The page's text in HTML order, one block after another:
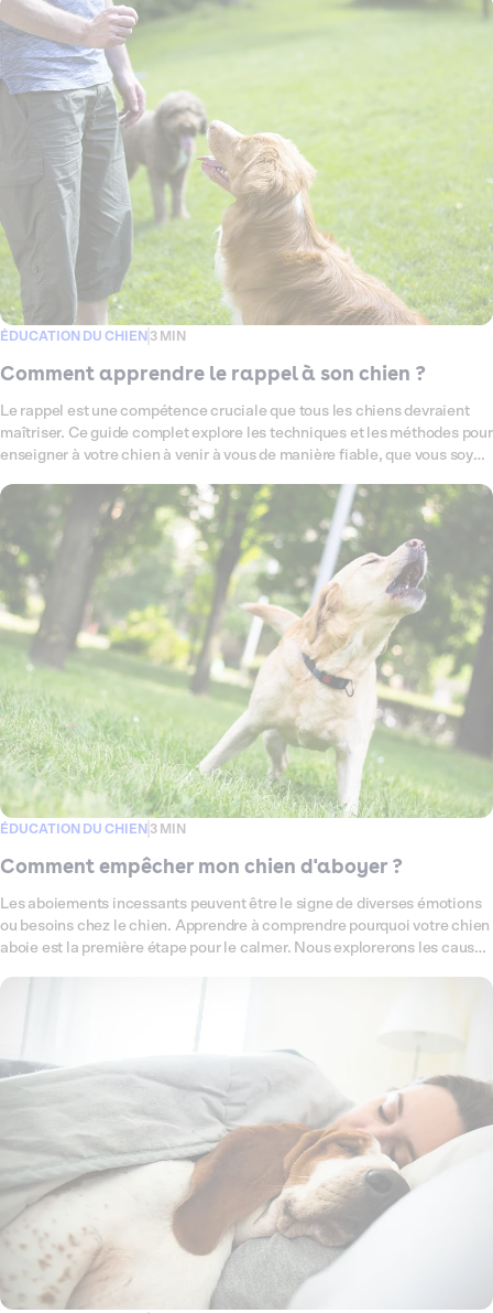
comportement. Nous répondrons également aux questions courantes
liées au dressage des chiens.
ÉDUCATION DU CHIEN 3 MIN
Comment apprendre le rappel à son chien ?
Le rappel est une compétence cruciale que tous les chiens devraient
maîtriser. Ce guide complet explore les techniques et les méthodes pour
enseigner à votre chien à venir à vous de manière fiable, que vous soyez
ÉDUCATION DU CHIEN 3 MIN
Comment empêcher mon chien d'aboyer ?
Les aboiements incessants peuvent être le signe de diverses émotions
ou besoins chez le chien. Apprendre à comprendre pourquoi votre chien
aboie est la première étape pour le calmer. Nous explorerons les causes